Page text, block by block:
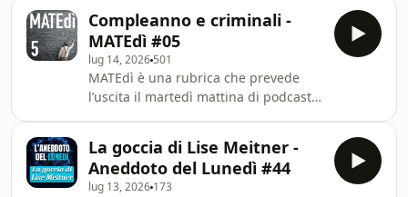
https://www.mondadori.it/libri/latomo-
sfuggente-alan-zamboni/Il romanzo è
disponibile
benissimo.Prodotta dall'Ass. Culturale
Atelier.Scritta e realizzata da Alan
Zamboni.Sound design: Matteo
D’Alessandro
(https://www.matteodalessandro.com)Per
chi volesse info sul libro “L’atomo
sfuggente” questo è il link al sito della
casa editrice:
Compleanno e criminali -
MATEdì #05
lug 14, 2026 501
MATEdì è una rubrica che prevede
l’uscita il martedì mattina di podcast
Culturale Atelier. Scritta e realizzata
da Alan Zamboni. Sound design:
Matteo d’Alessandro.Per chi volesse
La goccia di Lise Meitner -
Aneddoto del Lunedì #44
lug 13, 2026 173